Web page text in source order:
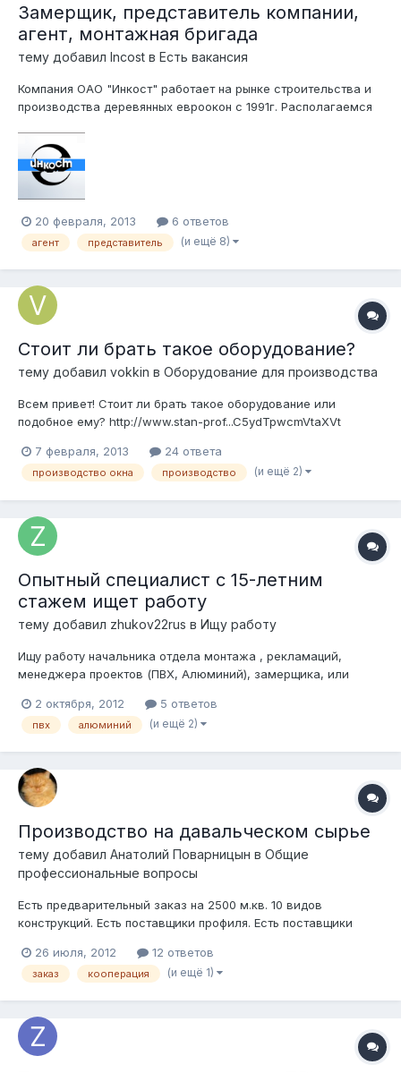
Замерщик, представитель компании,
агент, монтажная бригада
тему добавил Incost в Есть вакансия
Компания ОАО "Инкост" работает на рынке строительства и
производства деревянных евроокон с 1991г. Располагаемся
квалифицированного представителя по Москве и МО, а так
же в Нижнем Новгороде и Владимирской области. Так же,
готовы рассмотреть и из д...
20 февраля, 2013 6 ответов
агент представитель (и ещё 8)
Стоит ли брать такое оборудование?
тему добавил vokkin в Оборудование для производства
Всем привет! Стоит ли брать такое оборудование или
подобное ему? http://www.stan-prof...C5ydTpwcmVtaXVt
производство, работы мало стало, люди простаивают). Т.е.
интересует, какого качества получаются на таких станках
7 февраля, 2013 24 ответа
производство окна производство (и ещё 2)
Опытный специалист с 15-летним
стажем ищет работу
тему добавил zhukov22rus в Ищу работу
Ищу работу начальника отдела монтажа , рекламаций,
менеджера проектов (ПВХ, Алюминий), замерщика, или
и эксплуатация зданий и сооружений. Техник-строитель,
технолог. с 1997 года работал монтажником, потом -
2 октября, 2012 5 ответов
пвх алюминий (и ещё 2)
Производство на давальческом сырье
тему добавил Анатолий Поварницын в Общие
профессиональные вопросы
Есть предварительный заказ на 2500 м.кв. 10 видов
конструкций. Есть поставщики профиля. Есть поставщики
для ламинирования. Свое производство ставить не хочу.
Нужен производитель окон кому нужен объем работы.
26 июля, 2012 12 ответов
заказ кооперация (и ещё 1)